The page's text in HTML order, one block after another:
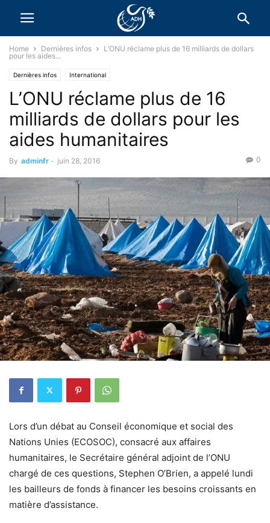
Home Dernières infos
L’ONU réclame plus de 16 milliards de dollars
pour les aides...
Dernières infos International
Messages des Défenseurs des Droits de l’Homme
L’ONU réclame plus de 16
milliards de dollars pour les
aides humanitaires
By adminfr - juin 28, 2016 0
Lors d’un débat au Conseil économique et social des
Nations Unies (ECOSOC), consacré aux affaires
humanitaires, le Secrétaire général adjoint de l’ONU
chargé de ces questions, Stephen O’Brien, a appelé lundi
les bailleurs de fonds à financer les besoins croissants en
matière d’assistance.